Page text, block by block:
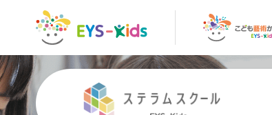
トップページ
トップページ